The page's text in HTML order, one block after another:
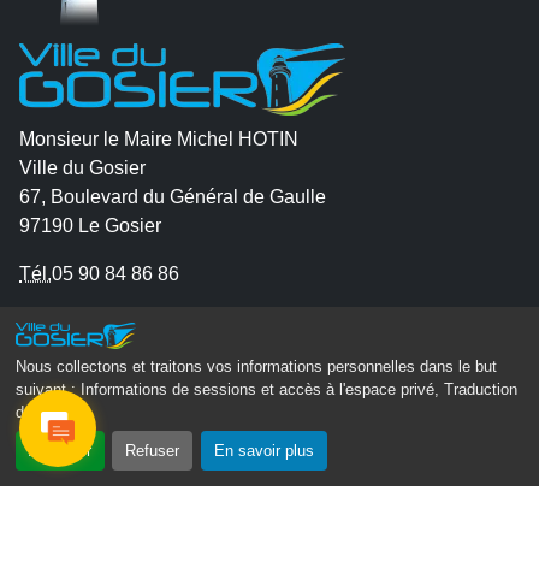
Nous collectons et traitons vos informations personnelles dans le but
suivant :
Informations de sessions et accès à l'espace privé, Traduction
des pages .
Accepter Refuser En savoir plus
Monsieur le Maire Michel HOTIN
Ville du Gosier
67, Boulevard du Général de Gaulle
97190 Le Gosier
Tél.05 90 84 86 86
Envoyer un email
Contacter la P.R.A.D.A
Contactez le délégué à la protection des données
personnelles - D.P.O
Suivez-nous